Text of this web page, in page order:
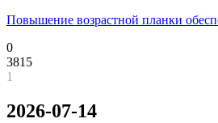
Повышение возрастной планки
0
3815
1
2026-07-14